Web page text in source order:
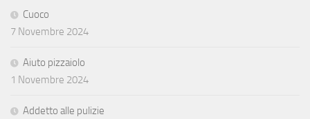
Cuoco
7 Novembre 2024
Aiuto pizzaiolo
1 Novembre 2024
Addetto alle pulizie